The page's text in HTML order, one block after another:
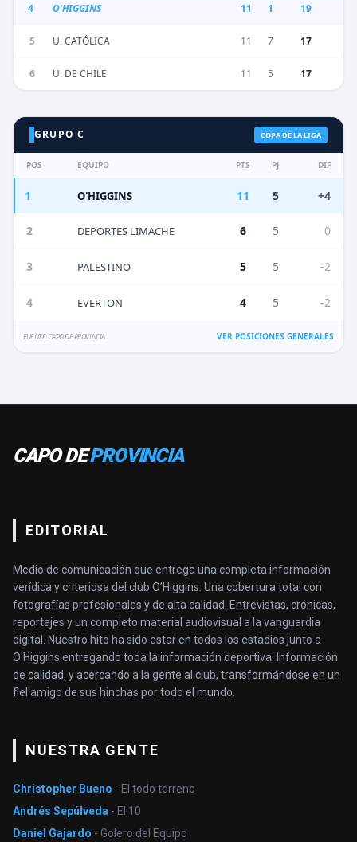
4 O'HIGGINS 11 1 19
5 U. CATÓLICA 11 7 17
6 U. DE CHILE 11 5 17
GRUPO C COPA DE LA LIGA
POS EQUIPO PTS PJ DIF
1 O'HIGGINS 11 5 +4
2 DEPORTES LIMACHE 6 5 0
3 PALESTINO 5 5 -2
4 EVERTON 4 5 -2
FUENTE: CAPO DE PROVINCIA VER POSICIONES GENERALES
CAPO DEPROVINCIA
EDITORIAL
Medio de comunicación que entrega una completa información
verídica y criteriosa del club O’Higgins. Una cobertura total con
fotografías profesionales y de alta calidad. Entrevistas, crónicas,
reportajes y un completo material audiovisual a la vanguardia
digital. Nuestro hito ha sido estar en todos los estadios junto a
O'Higgins entregando toda la información deportiva. Información
de calidad, y acercando a la gente al club, transformándose en un
fiel amigo de sus hinchas por todo el mundo.
NUESTRA GENTE
Christopher Bueno - El todo terreno
Andrés Sepúlveda - El 10
Daniel Gajardo - Golero del Equipo